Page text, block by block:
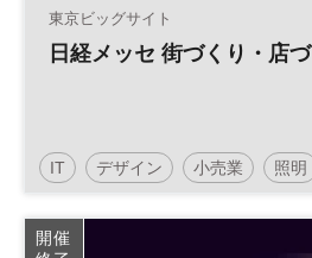
東京ビッグサイト
日経メッセ 街づくり・店
IT デザイン 小売業 照明
フランチャイズ
開催